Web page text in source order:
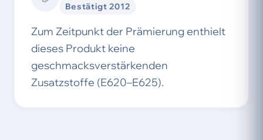
Bestätigt 2012
Zum Zeitpunkt der Prämierung enthielt
dieses Produkt keine
geschmacksverstärkenden
Zusatzstoffe (E620–E625).